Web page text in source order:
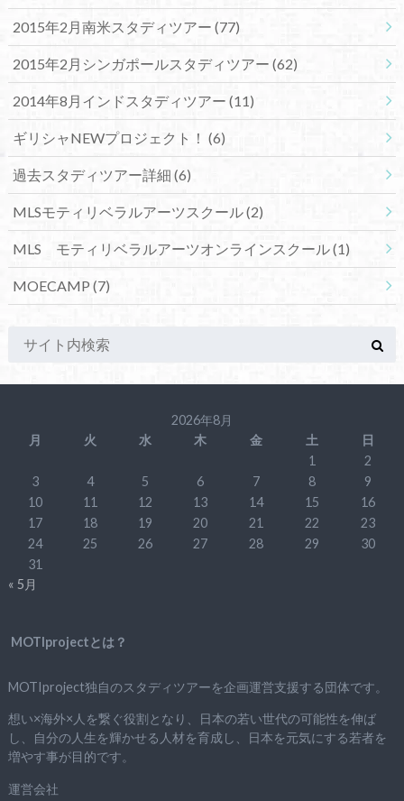
2015年2月南米スタディツアー (77)
2015年2月シンガポールスタディツアー (62)
2014年8月インドスタディツアー (11)
ギリシャNEWプロジェクト！ (6)
過去スタディツアー詳細 (6)
MLSモティリベラルアーツスクール(2)
MLS モティリベラルアーツオンラインスクール(1)
MOECAMP (7)
2026年8月
月
火 水 木 金 土
日
1
2
3
4 5 6 7 8
9
10
11 12 13 14 15
16
17
18 19 20 21 22
23
24
25 26 27 28 29
30
31
« 5月
MOTIprojectとは？
MOTIproject独自のスタディツアーを企画運営支援する団体です。
想い×海外×人を繋ぐ役割となり、日本の若い世代の可能性を伸ば
し、自分の人生を輝かせる人材を育成し、日本を元気にする若者を
増やす事が目的です。
運営会社